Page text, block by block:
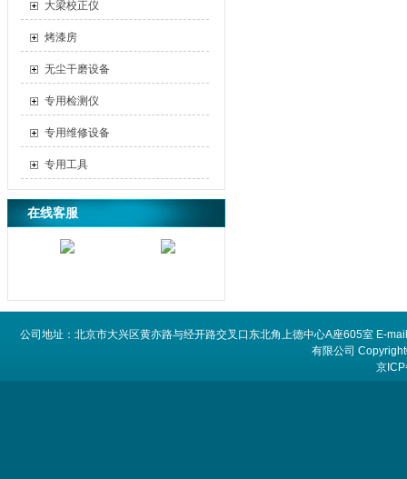
大梁校正仪
烤漆房
无尘干磨设备
专用检测仪
专用维修设备
专用工具
在线客服
公司地址：北京市大兴区黄亦路与经开路交叉口东北角上德中心A座605室 E-
有限公司
京